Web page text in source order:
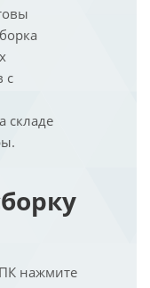
с
складе
нажмите